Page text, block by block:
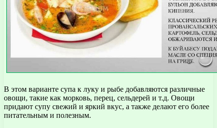
В этом варианте супа к луку и рыбе добавляются различные
овощи, такие как морковь, перец, сельдерей и т.д. Овощи
придают супу свежий и яркий вкус, а также делают его более
питательным и полезным.